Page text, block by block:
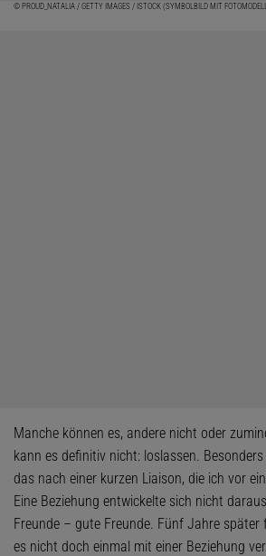
© PROUD_NATALIA / GETTY IMAGES / ISTOCK (SYMBOLBILD MIT
Manche können es, andere nicht oder
kann es definitiv nicht: loslassen.
das nach einer kurzen Liaison, die ich vor
Eine Beziehung entwickelte sich nicht
Freunde – gute Freunde. Fünf Jahre
es nicht doch einmal mit einer Beziehung